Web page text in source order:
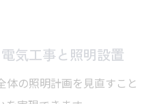
気工事と照明設置
体の照明計画を見直すこと